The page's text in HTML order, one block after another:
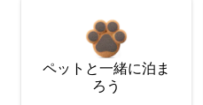
ペットと一緒に泊ま
ろう